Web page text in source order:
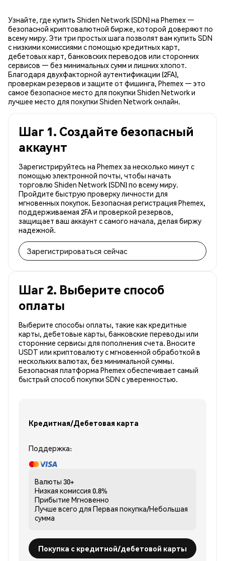
Узнайте, где купить Shiden Network (SDN) на Phemex —
безопасной криптовалютной бирже, которой доверяют по
всему миру. Эти три простых шага позволят вам купить SDN
с низкими комиссиями с помощью кредитных карт,
дебетовых карт, банковских переводов или сторонних
сервисов — без минимальных сумм и лишних хлопот.
Благодаря двухфакторной аутентификации (2FA),
проверкам резервов и защите от фишинга, Phemex — это
самое безопасное место для покупки Shiden Network и
лучшее место для покупки Shiden Network онлайн.
Шаг 1. Создайте безопасный
аккаунт
Зарегистрируйтесь на Phemex за несколько минут с
помощью электронной почты, чтобы начать
торговлю Shiden Network (SDN) по всему миру.
Пройдите быструю проверку личности для
мгновенных покупок. Безопасная регистрация Phemex,
поддерживаемая 2FA и проверкой резервов,
защищает ваш аккаунт с самого начала, делая биржу
надежной.
Зарегистрироваться сейчас
Шаг 2. Выберите способ
оплаты
Выберите способы оплаты, такие как кредитные
карты, дебетовые карты, банковские переводы или
сторонние сервисы для пополнения счета. Вносите
USDT или криптовалюту с мгновенной обработкой в
нескольких валютах, без минимальной суммы.
Безопасная платформа Phemex обеспечивает самый
быстрый способ покупки SDN с уверенностью.
Кредитная/Дебетовая карта
Поддержка:
Валюты 30+
Низкая комиссия 0.8%
Прибытие Мгновенно
Лучше всего для Первая покупка/Небольшая
сумма
Покупка с кредитной/дебетовой карты